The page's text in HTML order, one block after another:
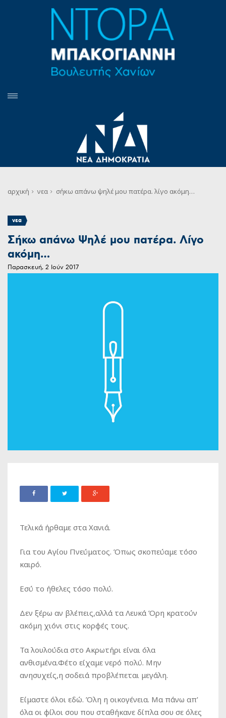
αρχική νεα σήκω απάνω ψηλέ μου πατέρα. λίγο ακόμη…
νεα
Σήκω απάνω Ψηλέ μου πατέρα. Λίγο
ακόμη…
Παρασκευή, 2 Ιούν 2017
Τελικά ήρθαμε στα Χανιά.
Για του Αγίου Πνεύματος. Όπως σκοπεύαμε τόσο
καιρό.
Εσύ το ήθελες τόσο πολύ.
Δεν ξέρω αν βλέπεις,αλλά τα Λευκά Όρη κρατούν
ακόμη χιόνι στις κορφές τους.
Τα λουλούδια στο Ακρωτήρι είναι όλα
ανθισμένα.Φέτο είχαμε νερό πολύ. Μην
ανησυχείς,η σοδειά προβλέπεται μεγάλη.
Είμαστε όλοι εδώ. Όλη η οικογένεια. Μα πάνω απ’
όλα οι φίλοι σου που σταθήκανε δίπλα σου σε όλες